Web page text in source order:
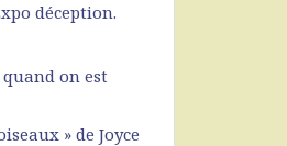
déception.
quand on est
» de Joyce